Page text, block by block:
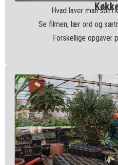
Hvad laver man som
Se filmen, lær ord og
Forskellige opgaver